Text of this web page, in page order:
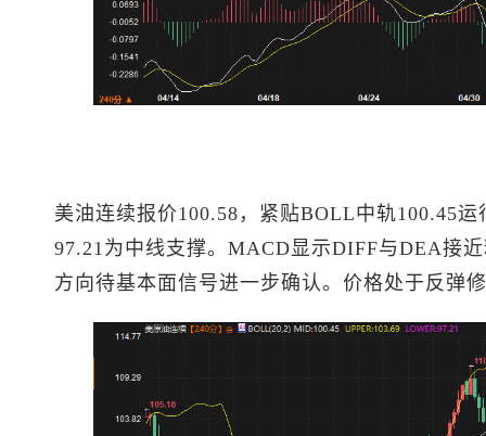
美油连续报价100.58，紧贴BOLL中轨100.45
97.21为中线支撑。MACD显示DIFF与DEA接
方向待基本面信号进一步确认。价格处于反弹